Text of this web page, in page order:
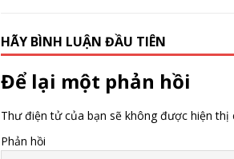
HÃY BÌNH LUẬN ĐẦU TIÊN
Để lại một phản hồi
Thư điện tử của bạn sẽ không được hiện thị
Phản hồi